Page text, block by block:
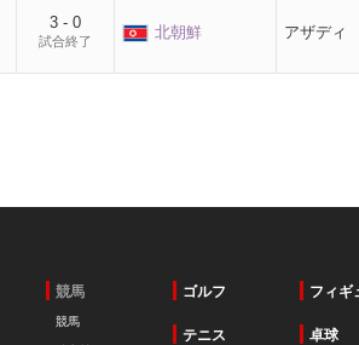
3 - 0
試合終了 北朝鮮 アザディ
競馬
競馬
ゴルフ フィギ
テニス 卓球